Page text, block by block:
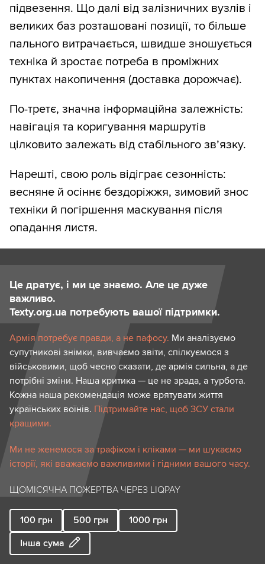
підвезення. Що далі від залізничних вузлів і
великих баз розташовані позиції, то більше
пального витрачається, швидше зношується
техніка й зростає потреба в проміжних
пунктах накопичення (доставка дорожчає).
По-третє, значна інформаційна залежність:
навігація та коригування маршрутів
цілковито залежать від стабільного зв’язку.
Нарешті, свою роль відіграє сезонність:
весняне й осіннє бездоріжжя, зимовий знос
техніки й погіршення маскування після
опадання листя.
Це дратує, і ми це знаємо. Але це дуже
важливо.
Texty.org.ua потребують вашої підтримки.
Армія потребує правди, а не пафосу. Ми аналізуємо
супутникові знімки, вивчаємо звіти, спілкуємося з
військовими, щоб чесно сказати, де армія сильна, а де
потрібні зміни. Наша критика — це не зрада, а турбота.
Кожна наша рекомендація може врятувати життя
українських воїнів. Підтримайте нас, щоб ЗСУ стали
кращими.
Ми не женемося за трафіком і кліками — ми шукаємо
історії, які вважаємо важливими і гідними вашого часу.
ЩОМІСЯЧНА ПОЖЕРТВА ЧЕРЕЗ LIQPAY
100 грн 500 грн 1000 грн
Інша сума